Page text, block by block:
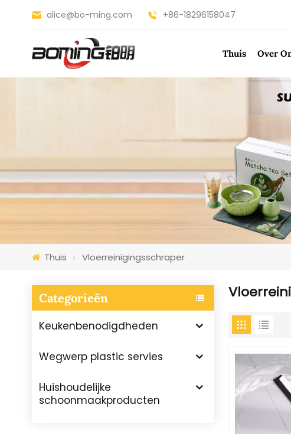
alice@bo-ming.com +86-18296158047
Thuis Over
Thuis Vloerreinigingsschraper
Categorieën
Keukenbenodigdheden
Wegwerp plastic servies
Huishoudelijke
schoonmaakproducten